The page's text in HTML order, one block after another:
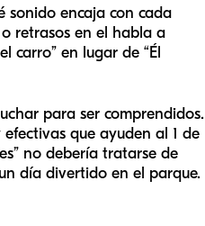
sonido encaja con cada
retrasos en el habla a
carro” en lugar de “Él
para ser comprendidos.
que ayuden al 1 de
no debería tratarse de
día divertido en el parque.